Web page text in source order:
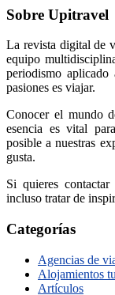
Sobre Upitravel
La revista digital de
equipo
periodismo
pasiones es viajar.
Conocer el mundo
esencia es vital
posible a nuestras
gusta.
Si quieres
incluso tratar de
Categorías
Agencias de
Alojamientos
Artículos